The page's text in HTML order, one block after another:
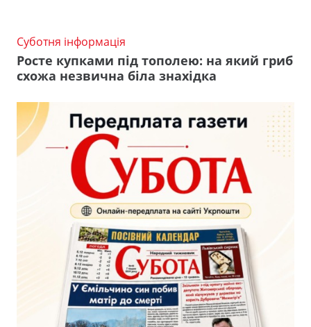
Суботня інформація
Росте купками під тополею: на який гриб
схожа незвична біла знахідка